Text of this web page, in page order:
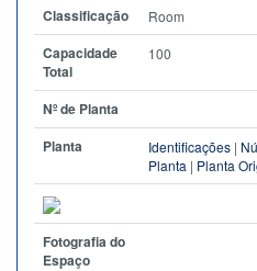
Classificação Room
Capacidade
Total
100
Nº de Planta
Planta
Identificações |
Planta | Planta
Fotografia do
Espaço